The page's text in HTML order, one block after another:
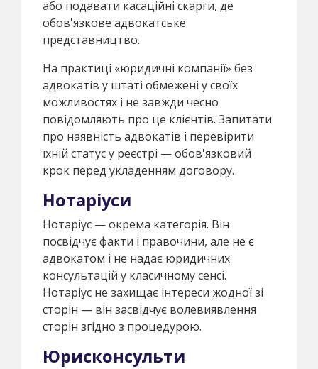
або подавати касаційні скарги, де
обов'язкове адвокатське
представництво.
На практиці «юридичні компанії» без
адвокатів у штаті обмежені у своїх
можливостях і не завжди чесно
повідомляють про це клієнтів. Запитати
про наявність адвокатів і перевірити
їхній статус у реєстрі — обов'язковий
крок перед укладенням договору.
Нотаріуси
Нотаріус — окрема категорія. Він
посвідчує факти і правочини, але не є
адвокатом і не надає юридичних
консультацій у класичному сенсі.
Нотаріус не захищає інтереси жодної зі
сторін — він засвідчує волевиявлення
сторін згідно з процедурою.
Юрисконсульти